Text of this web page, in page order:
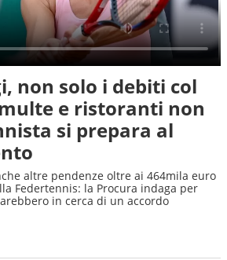
non solo i debiti col
e ristoranti non
si prepara al
altre pendenze oltre ai 464mila euro
Federtennis: la Procura indaga per
in cerca di un accordo